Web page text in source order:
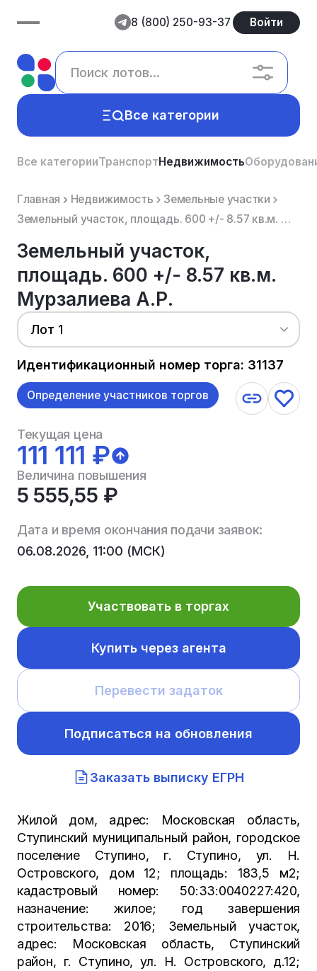
8 (800) 250-93-37 Войти
Все категории
Все категорииТранспортНедвижимость
Главная Недвижимость
Земельные участки
Земельный участок, площадь. 600 +/- 8.57 кв.м. Мурзалиева А.Р.
Земельный участок,
площадь. 600 +/- 8.57 кв.м.
Мурзалиева А.Р.
Лот 1
Идентификационный номер торга: 31137
Определение участников торгов
Текущая цена
111 111 ₽
Величина повышения
5 555,55 ₽
Дата и время окончания подачи заявок:
06.08.2026, 11:00 (МСК)
Участвовать в торгах
Купить через агента
Перевести задаток
Подписаться на обновления
Заказать выписку ЕГРН
Жилой дом, адрес: Московская область,
Ступинский муниципальный район, городское
поселение Ступино, г. Ступино, ул. Н.
Островского, дом 12; площадь: 183,5 м2;
кадастровый номер: 50:33:0040227:420,
назначение: жилое; год завершения
строительства: 2016; Земельный участок,
адрес: Московская область, Ступинский
район, г. Ступино, ул. Н. Островского, д.12;